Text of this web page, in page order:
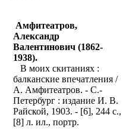
Амфитеатров,
Александр
Валентинович (1862-
1938).
В моих скитаниях :
балканские впечатления /
А. Амфитеатров. - С.-
Петербург : издание И. В.
Райской, 1903. - [6], 244 с.,
[8] л. ил., портр.